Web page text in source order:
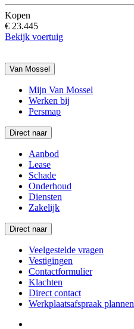
Kopen
€ 23.445
Bekijk voertuig
Van Mossel
Mijn Van Mossel
Werken bij
Persmap
Direct naar
Aanbod
Lease
Schade
Onderhoud
Diensten
Zakelijk
Direct naar
Veelgestelde vragen
Vestigingen
Contactformulier
Klachten
Direct contact
Werkplaatsafspraak plannen